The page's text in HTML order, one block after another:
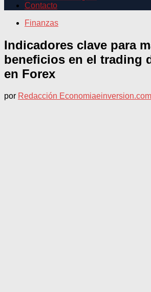
Contacto
Finanzas
Indicadores clave para
beneficios en el trading
en Forex
por Redacción Economiaeinversion.com